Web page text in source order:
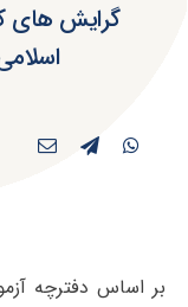
گرایش های